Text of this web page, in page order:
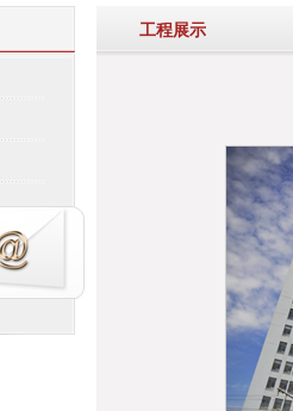
工程展示